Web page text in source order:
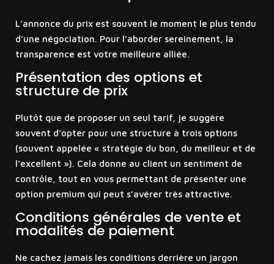
L’annonce du prix est souvent le moment le plus tendu
d’une négociation. Pour l’aborder sereinement, la
transparence est votre meilleure alliée.
Présentation des options et
structure de prix
Plutôt que de proposer un seul tarif, je suggère
souvent d’opter pour une structure à trois options
(souvent appelée « stratégie du bon, du meilleur et de
l’excellent »). Cela donne au client un sentiment de
contrôle, tout en vous permettant de présenter une
option premium qui peut s’avérer très attractive.
Conditions générales de vente et
modalités de paiement
Ne cachez jamais les conditions derrière un jargon